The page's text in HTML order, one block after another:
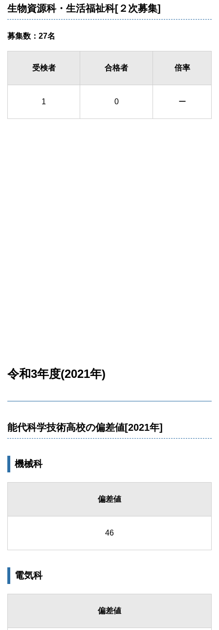
生物資源科・生活福祉科[２次募集]
募集数：27名
受検者 合格者 倍率
1 0 ー
令和3年度(2021年)
能代科学技術高校の偏差値[2021年]
機械科
偏差値
46
電気科
偏差値